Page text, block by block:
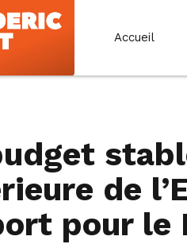
Accueil
de
pour le